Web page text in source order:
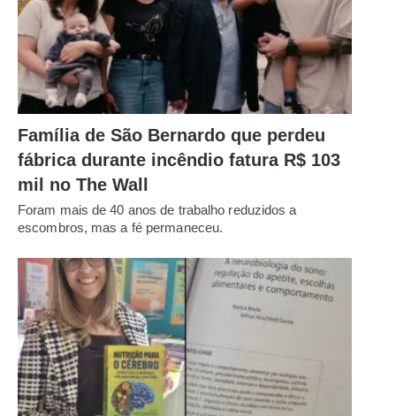
Família de São Bernardo que perdeu
fábrica durante incêndio fatura R$ 103
mil no The Wall
Foram mais de 40 anos de trabalho reduzidos a
escombros, mas a fé permaneceu.